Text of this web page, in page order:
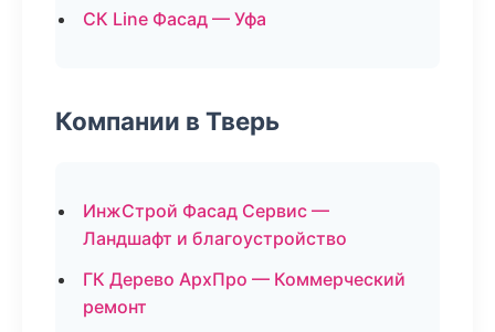
СК Line Фасад — Уфа
Компании в Тверь
ИнжСтрой Фасад Сервис —
Ландшафт и благоустройство
ГК Дерево АрхПро — Коммерческий
ремонт